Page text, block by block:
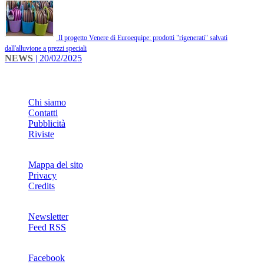
Il progetto Venere di Euroequipe: prodotti "rigenerati" salvati
dall'alluvione a prezzi speciali
NEWS | 20/02/2025
Chi siamo
Contatti
Pubblicità
Riviste
Mappa del sito
Privacy
Credits
Newsletter
Feed RSS
Facebook